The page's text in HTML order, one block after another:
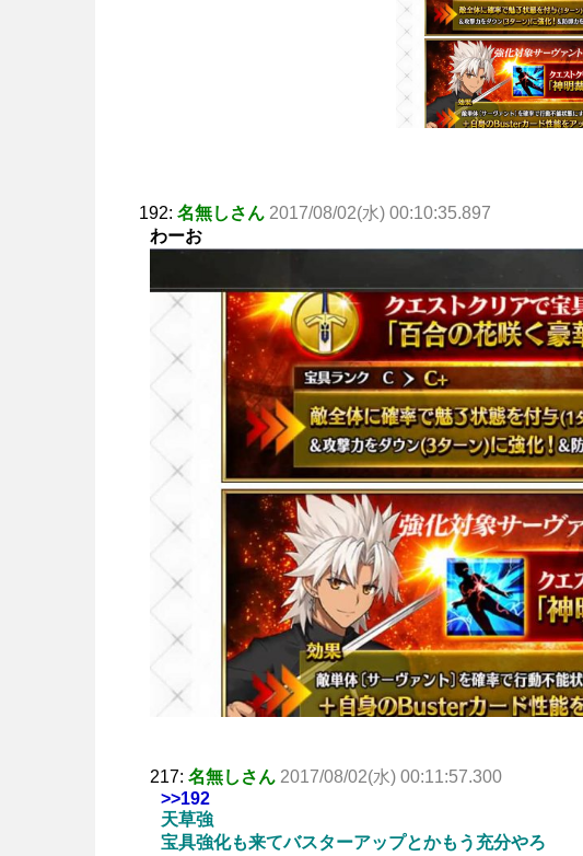
192: 名無しさん 2017/08/02(水) 00:10:35.897
わーお
217: 名無しさん 2017/08/02(水) 00:11:57.300
>>192
天草強
宝具強化も来てバスターアップとかもう充分やろ